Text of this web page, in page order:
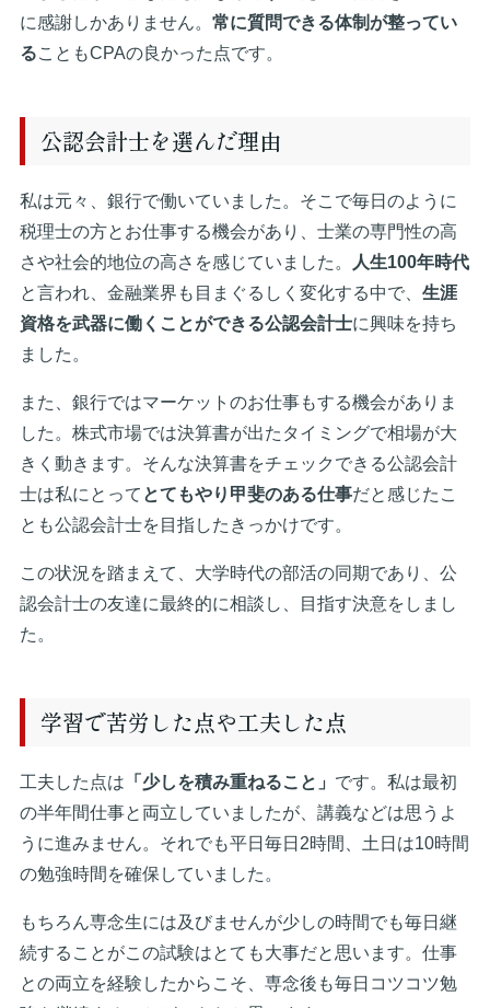
に感謝しかありません。 常に質問できる体制が整ってい
ることもCPAの良かった点です。
公認会計士を選んだ理由
私は元々、銀行で働いていました。そこで毎日のように
税理士の方とお仕事する機会があり、士業の専門性の高
さや社会的地位の高さを感じていました。
人生100年時代
と言われ、金融業界も目まぐるしく変化する中で、 生涯
資格を武器に働くことができる公認会計士に興味を持ち
ました。
また、銀行ではマーケットのお仕事もする機会がありま
した。株式市場では決算書が出たタイミングで相場が大
きく動きます。そんな決算書をチェックできる公認会計
士は私にとって とてもやり甲斐のある仕事だと感じたこ
とも公認会計士を目指したきっかけです。
この状況を踏まえて、大学時代の部活の同期であり、公
認会計士の友達に最終的に相談し、目指す決意をしまし
た。
学習で苦労した点や工夫した点
工夫した点は 「少しを積み重ねること」 です。私は最初
の半年間仕事と両立していましたが、講義などは思うよ
うに進みません。それでも平日毎日2時間、土日は10時間
の勉強時間を確保していました。
もちろん専念生には及びませんが少しの時間でも毎日継
続することがこの試験はとても大事だと思います。仕事
との両立を経験したからこそ、専念後も毎日コツコツ勉